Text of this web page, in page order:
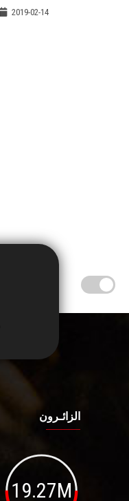
2019-02-14
الزائـرون
19.27M